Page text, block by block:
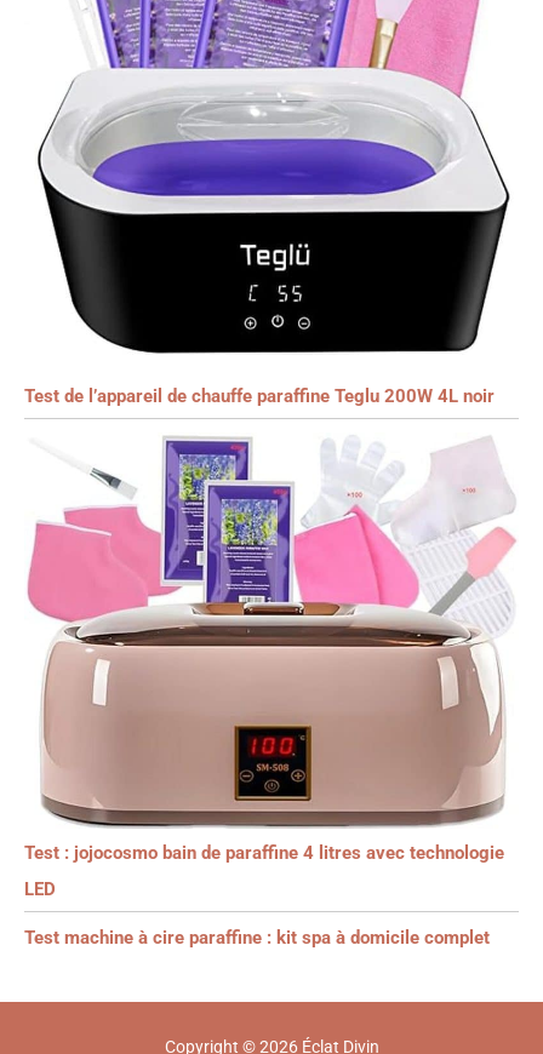
Test de l’appareil de chauffe paraffine Teglu 200W 4L noir
Test : jojocosmo bain de paraffine 4 litres avec technologie
LED
Test machine à cire paraffine : kit spa à domicile complet
Copyright © 2026 Éclat Divin